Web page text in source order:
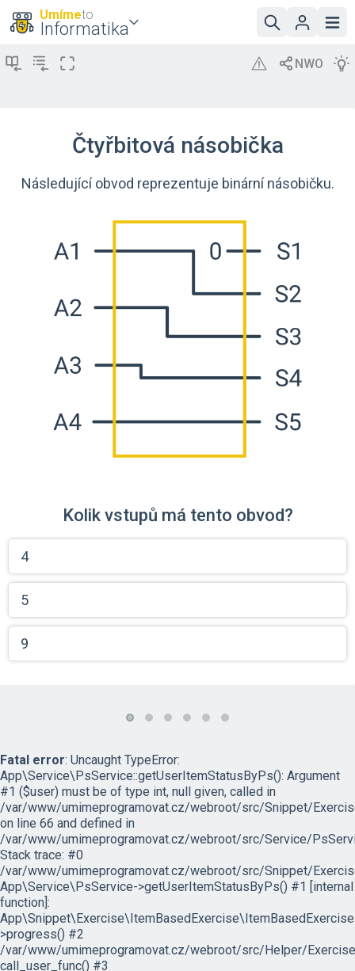
Umímeto
Informatika
Čtyřbitová násobička
Následující obvod reprezentuje binární násobičku.
Kolik vstupů má tento obvod?
4
5
9
Fatal error: Uncaught TypeError:
App\Service\PsService::getUserItemStatusByPs(): Argument
#1 ($user) must be of type int, null given, called in
/var/www/umimeprogramovat.cz/webroot/src/Snippet/
on line 66 and defined in
/var/www/umimeprogramovat.cz/webroot/src/Service/
Stack trace: #0
/var/www/umimeprogramovat.cz/webroot/src/Snippet/
App\Service\PsService->getUserItemStatusByPs() #1 [internal
function]:
>progress() #2
/var/www/umimeprogramovat.cz/webroot/src/Helper/
call_user_func() #3